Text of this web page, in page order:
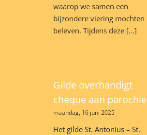
waarop we samen een
bijzondere viering mochten
beleven. Tijdens deze [...]
Gilde overhandigt
cheque aan parochie
maandag, 16 juni 2025
Het gilde St. Antonius – St.